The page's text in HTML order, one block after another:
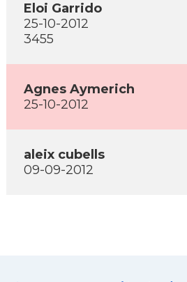
Eloi Garrido
25-10-2012
3455
Agnes Aymerich
25-10-2012
aleix cubells
09-09-2012